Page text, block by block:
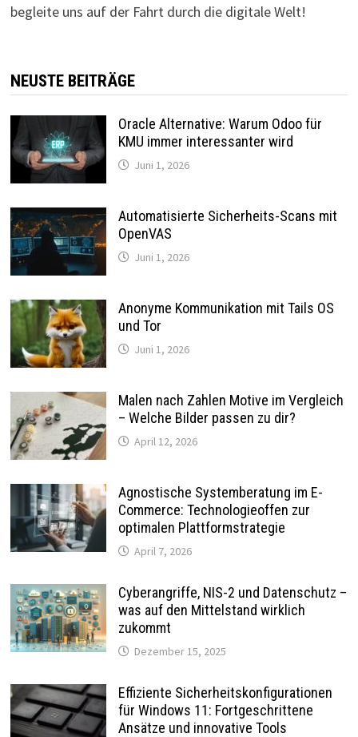
begleite uns auf der Fahrt durch die digitale Welt!
NEUSTE BEITRÄGE
Oracle Alternative: Warum Odoo für
KMU immer interessanter wird
Juni 1, 2026
Automatisierte Sicherheits-Scans mit
OpenVAS
Juni 1, 2026
Anonyme Kommunikation mit Tails OS
und Tor
Juni 1, 2026
Malen nach Zahlen Motive im Vergleich
– Welche Bilder passen zu dir?
April 12, 2026
Agnostische Systemberatung im E-
Commerce: Technologieoffen zur
optimalen Plattformstrategie
April 7, 2026
Cyberangriffe, NIS-2 und Datenschutz –
was auf den Mittelstand wirklich
zukommt
Dezember 15, 2025
Effiziente Sicherheitskonfigurationen
für Windows 11: Fortgeschrittene
Ansätze und innovative Tools